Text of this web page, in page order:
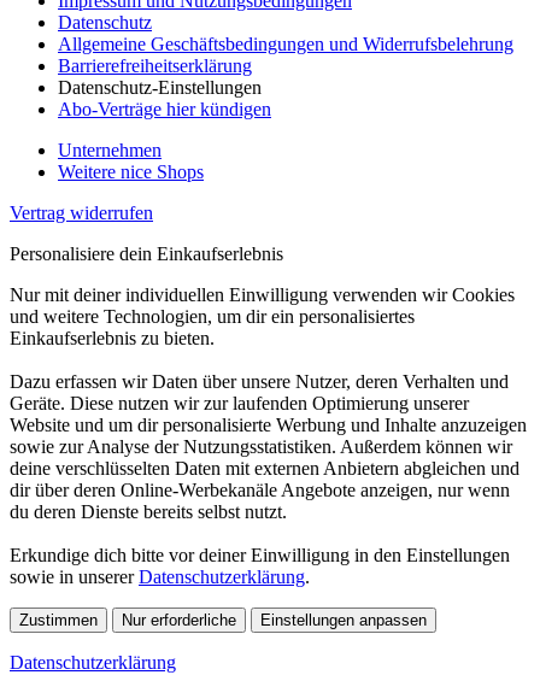
Datenschutz
Allgemeine Geschäftsbedingungen und Widerrufsbelehrung
Barrierefreiheitserklärung
Datenschutz-Einstellungen
Abo-Verträge hier kündigen
Unternehmen
Weitere nice Shops
Vertrag widerrufen
Personalisiere dein Einkaufserlebnis
Nur mit deiner individuellen Einwilligung verwenden wir Cookies
und weitere Technologien, um dir ein personalisiertes
Einkaufserlebnis zu bieten.
Dazu erfassen wir Daten über unsere Nutzer, deren Verhalten und
Geräte. Diese nutzen wir zur laufenden Optimierung unserer
Website und um dir personalisierte Werbung und Inhalte anzuzeigen
sowie zur Analyse der Nutzungsstatistiken. Außerdem können wir
deine verschlüsselten Daten mit externen Anbietern abgleichen und
dir über deren Online-Werbekanäle Angebote anzeigen, nur wenn
du deren Dienste bereits selbst nutzt.
Erkundige dich bitte vor deiner Einwilligung in den Einstellungen
sowie in unsererDatenschutzerklärung.
Zustimmen Nur erforderliche Einstellungen anpassen
Datenschutzerklärung